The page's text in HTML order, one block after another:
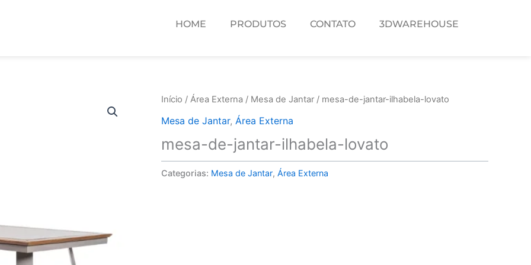
HOME PRODUTOS CONTATO 3DWAREHOUSE
Início / Área Externa / Mesa de Jantar / mesa-de-jantar-ilhabela-lovato
Mesa de Jantar, Área Externa
mesa-de-jantar-ilhabela-lovato
Categorias: Mesa de Jantar, Área Externa